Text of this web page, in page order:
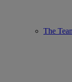
The